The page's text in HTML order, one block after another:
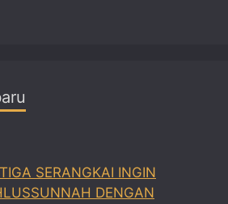
TIGA SERANGKAI INGIN
DENGAN